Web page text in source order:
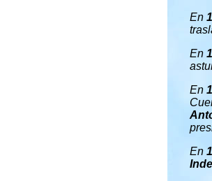
En
En
En
En